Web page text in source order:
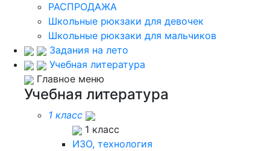
РАСПРОДАЖА
Школьные рюкзаки для девочек
Школьные рюкзаки для мальчиков
Задания на лето
Учебная литература
Главное меню
Учебная литература
1 класс
1 класс
ИЗО, технология